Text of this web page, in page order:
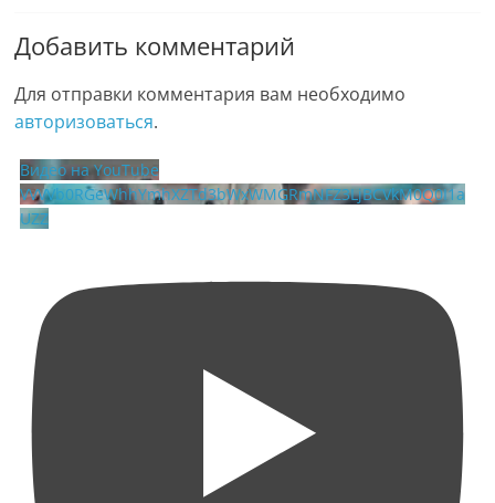
Добавить комментарий
Для отправки комментария вам необходимо
авторизоваться.
Видео на YouTube
VVVVb0RGeWhhYmhXZTd3bWxWMGRmNFZ3LjBCVkM0Q0I1a
UZZ